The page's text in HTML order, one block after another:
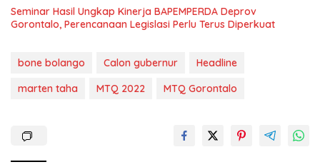
Seminar Hasil Ungkap Kinerja BAPEMPERDA Deprov
Gorontalo, Perencanaan Legislasi Perlu Terus Diperkuat
bone bolango Calon gubernur
Headline
marten taha
MTQ 2022 MTQ Gorontalo